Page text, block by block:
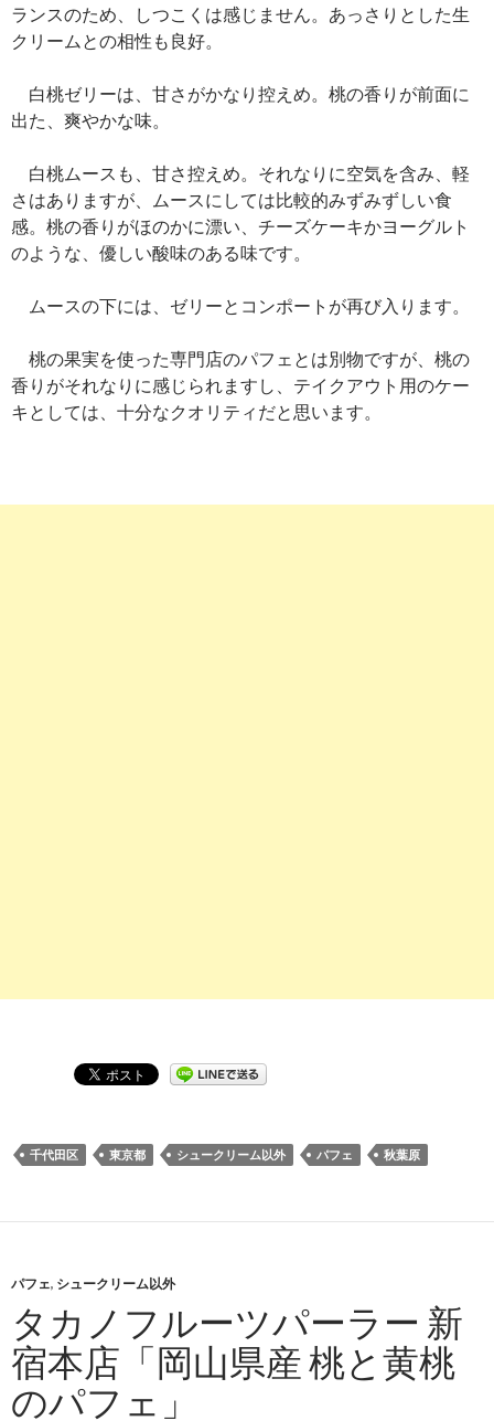
ランスのため、しつこくは感じません。あっさりとした生
クリームとの相性も良好。
白桃ゼリーは、甘さがかなり控えめ。桃の香りが前面に
出た、爽やかな味。
白桃ムースも、甘さ控えめ。それなりに空気を含み、軽
さはありますが、ムースにしては比較的みずみずしい食
感。桃の香りがほのかに漂い、チーズケーキかヨーグルト
のような、優しい酸味のある味です。
ムースの下には、ゼリーとコンポートが再び入ります。
桃の果実を使った専門店のパフェとは別物ですが、桃の
香りがそれなりに感じられますし、テイクアウト用のケー
キとしては、十分なクオリティだと思います。
千代田区 東京都 シュークリーム以外 パフェ 秋葉原
パフェ, シュークリーム以外
タカノフルーツパーラー 新
宿本店「岡山県産 桃と黄桃
のパフェ」